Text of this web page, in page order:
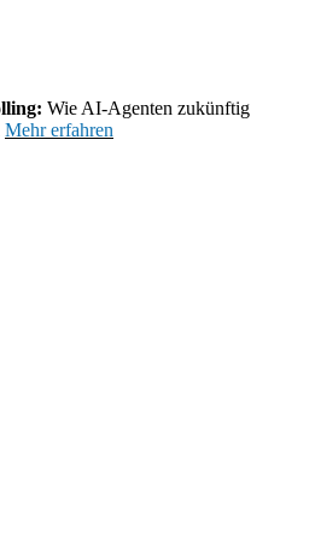
Wie AI‑Agenten zukünftig
Mehr erfahren